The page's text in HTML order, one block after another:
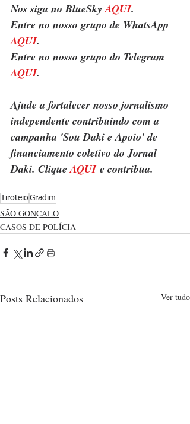
Nos siga no BlueSky AQUI.
Entre no nosso grupo de WhatsApp
AQUI.
Entre no nosso grupo do Telegram
AQUI.
Ajude a fortalecer nosso jornalismo
independente contribuindo com a
campanha 'Sou Daki e Apoio' de
financiamento coletivo do Jornal
Daki. Clique AQUI e contribua.
TiroteioGradim
SÃO GONÇALO
CASOS DE POLÍCIA
Posts Relacionados Ver tudo